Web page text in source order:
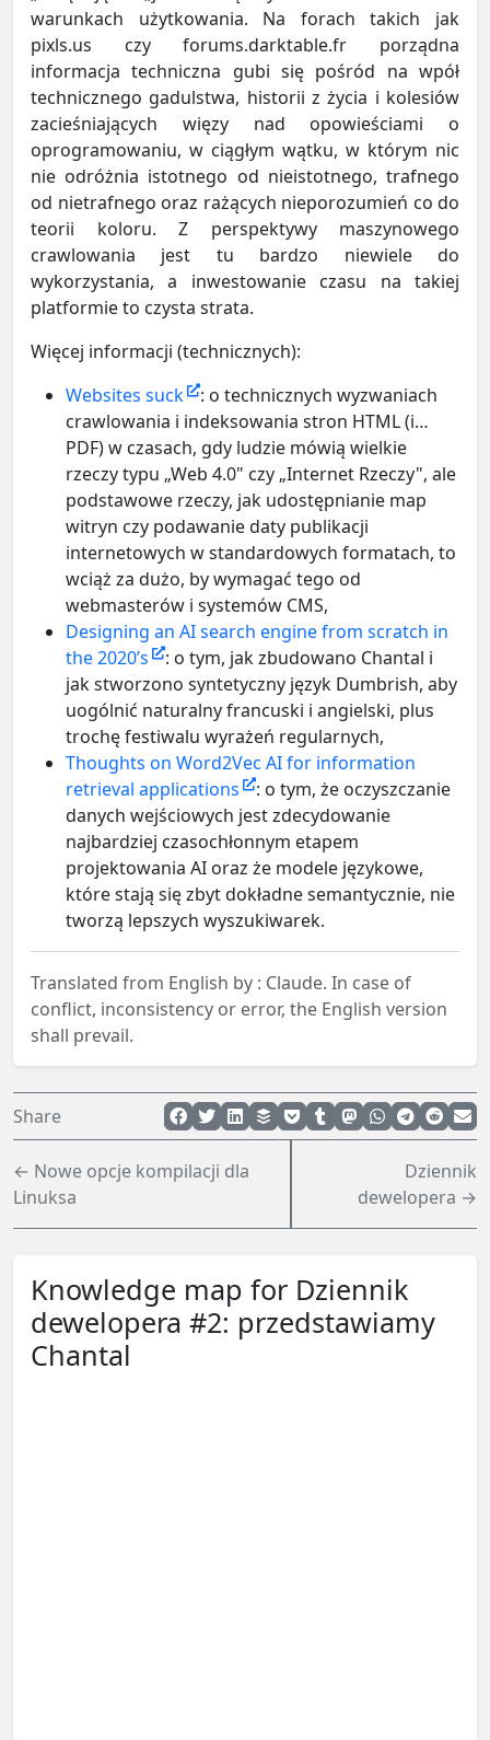
warunkach użytkowania. Na forach takich jak
pixls.us czy forums.darktable.fr porządna
informacja techniczna gubi się pośród na wpół
technicznego gadulstwa, historii z życia i kolesiów
zacieśniających więzy nad opowieściami o
oprogramowaniu, w ciągłym wątku, w którym nic
nie odróżnia istotnego od nieistotnego, trafnego
od nietrafnego oraz rażących nieporozumień co do
teorii koloru. Z perspektywy maszynowego
crawlowania jest tu bardzo niewiele do
wykorzystania, a inwestowanie czasu na takiej
platformie to czysta strata.
Więcej informacji (technicznych):
Websites suck
: o technicznych wyzwaniach
crawlowania i indeksowania stron HTML (i…
PDF) w czasach, gdy ludzie mówią wielkie
rzeczy typu „Web 4.0" czy „Internet Rzeczy", ale
podstawowe rzeczy, jak udostępnianie map
witryn czy podawanie daty publikacji
internetowych w standardowych formatach, to
wciąż za dużo, by wymagać tego od
webmasterów i systemów CMS,
Designing an AI search engine from scratch in
the 2020’s
: o tym, jak zbudowano Chantal i
jak stworzono syntetyczny język Dumbrish, aby
uogólnić naturalny francuski i angielski, plus
trochę festiwalu wyrażeń regularnych,
Thoughts on Word2Vec AI for information
retrieval applications
: o tym, że oczyszczanie
danych wejściowych jest zdecydowanie
najbardziej czasochłonnym etapem
projektowania AI oraz że modele językowe,
które stają się zbyt dokładne semantycznie, nie
tworzą lepszych wyszukiwarek.
Translated from English by : Claude. In case of
conflict, inconsistency or error, the English version
shall prevail.
Share
← Nowe opcje kompilacji dla
Linuksa
Dziennik
dewelopera →
Knowledge map for Dziennik
dewelopera #2: przedstawiamy
Chantal